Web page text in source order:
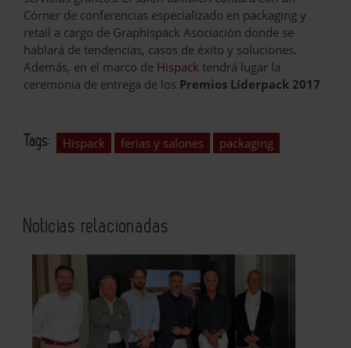
Córner de conferencias especializado en packaging y
retail a cargo de Graphispack Asociación donde se
hablará de tendencias, casos de éxito y soluciones.
Además, en el marco de Hispack tendrá lugar la
ceremonia de entrega de los Premios Líderpack 2017.
Tags: Hispack ferias y salones packaging
Noticias relacionadas